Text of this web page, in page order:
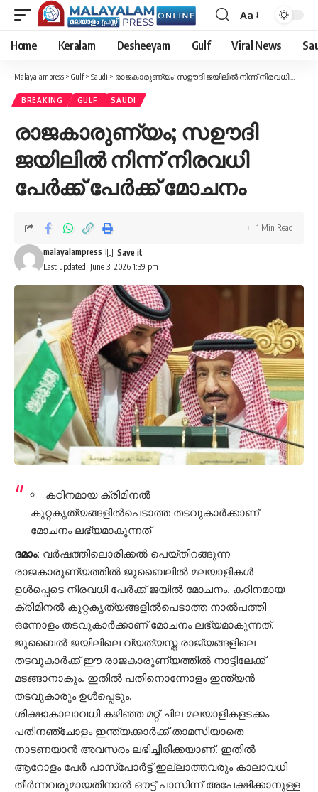
Font
Resizer
Aa
Home Keralam Desheeyam Gulf Viral News
Malayalampress > Gulf> Saudi > രാജകാരുണ്യം; സഊദി ജയിലിൽ നിന്ന് നിരവധി പേർക്ക് പേർക്ക് മോചനം
BREAKING GULF SAUDI
രാജകാരുണ്യം; സഊദി
ജയിലിൽ നിന്ന് നിരവധി
പേർക്ക് പേർക്ക് മോചനം
Last updated: June 3, 2026 1:39 pm
malayalampress
1 Min Read
കഠിനമായ ക്രിമിനൽ
കുറ്റകൃത്യങ്ങളിൽപെടാത്ത തടവുകാർക്കാണ്
മോചനം ലഭ്യമാകുന്നത്
ദമാം: വർഷത്തിലൊരിക്കൽ പെയ്തിറങ്ങുന്ന
രാജകാരുണ്യത്തിൽ ജുബൈലിൽ മലയാളികൾ
ഉൾപ്പെടെ നിരവധി പേർക്ക് ജയിൽ മോചനം. കഠിനമായ
ക്രിമിനൽ കുറ്റകൃത്യങ്ങളിൽപെടാത്ത നാൽപത്തി
ഒന്നോളം തടവുകാർക്കാണ് മോചനം ലഭ്യമാകുന്നത്.
ജുബൈൽ ജയിലിലെ വ്യത്യസ്ത രാജ്യങ്ങളിലെ
തടവുകാർക്ക്ഈ രാജകാരുണ്യത്തിൽ നാട്ടിലേക്ക്
മടങ്ങാനാകും. ഇതിൽ പതിനൊന്നോളം ഇന്ത്യൻ
തടവുകാരും ഉൾപ്പെടും.
ശിക്ഷാകാലാവധി കഴിഞ്ഞ മറ്റ് ചില മലയാളികളടക്കം
പതിനഞ്ചോളം ഇന്ത്യക്കാർക്ക് താമസിയാതെ
നാടണയാൻ അവസരം ലഭിച്ചിരിക്കയാണ്. ഇതിൽ
ആറോളം പേർ പാസ്പോർട്ട് ഇല്ലാത്തവരും കാലാവധി
തീർന്നവരുമായതിനാൽ ഔട്ട് പാസിന്ന് അപേക്ഷിക്കാനുള്ള